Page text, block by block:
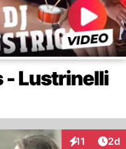
- Lustrinelli
11 2d